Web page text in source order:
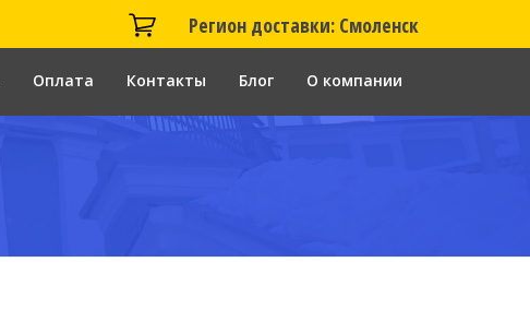
Регион доставки: Смоленск
Оплата Контакты Блог О компании